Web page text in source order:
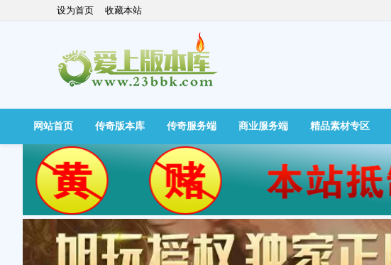
设为首页 收藏本站
快捷导航
网站首页 传奇版本库 传奇服务端 商业服务端 精品素材专区